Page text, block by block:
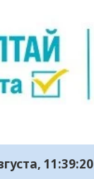
, 11:39:21